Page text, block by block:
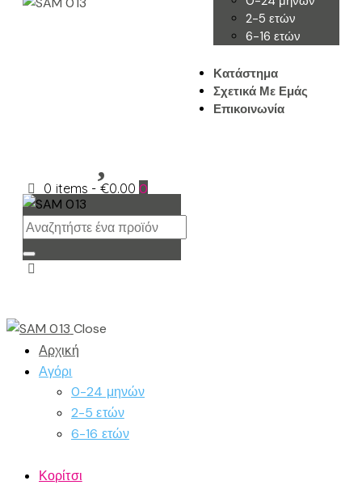
2-5 ετών
6-16 ετών
Κατάστημα
Σχετικά Με Εμάς
Επικοινωνία
0 items - €0.00 0
Close
Αρχική
Αγόρι
0-24 μηνών
2-5 ετών
6-16 ετών
Κορίτσι